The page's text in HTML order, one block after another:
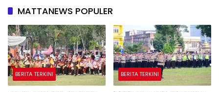
MATTANEWS POPULER
BERITA TERKINI BERITA TERKINI